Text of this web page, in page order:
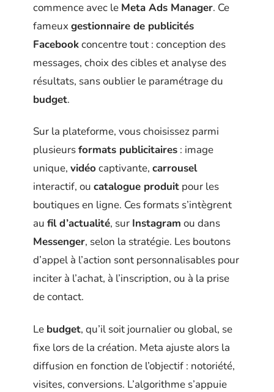
commence avec le Meta Ads Manager. Ce
fameux gestionnaire de publicités
Facebookconcentre tout : conception des
messages, choix des cibles et analyse des
résultats, sans oublier le paramétrage du
budget.
Sur la plateforme, vous choisissez parmi
plusieursformats publicitaires : image
unique, vidéo captivante, carrousel
interactif, ou catalogue produit pour les
boutiques en ligne. Ces formats s’intègrent
au fil d’actualité, sur Instagram ou dans
Messenger, selon la stratégie. Les boutons
d’appel à l’action sont personnalisables pour
inciter à l’achat, à l’inscription, ou à la prise
de contact.
Le budget, qu’il soit journalier ou global, se
fixe lors de la création. Meta ajuste alors la
diffusion en fonction de l’objectif : notoriété,
visites, conversions. L’algorithme s’appuie